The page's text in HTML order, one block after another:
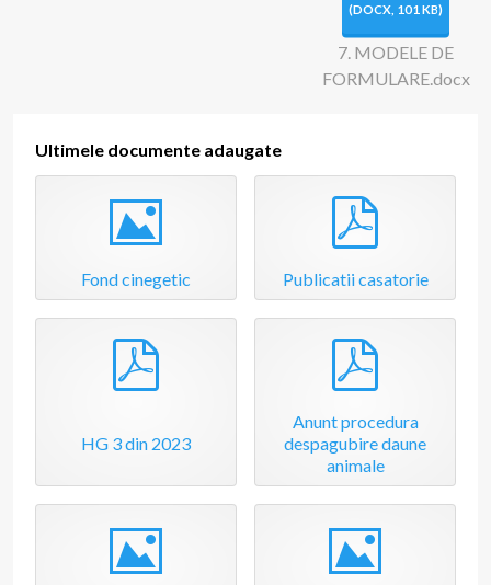
t
(DOCX, 101 KB)
7. MODELE DE
FORMULARE.docx
Ultimele documente adaugate
Fond cinegetic Publicatii casatorie
HG 3 din 2023
Anunt procedura
despagubire daune
animale